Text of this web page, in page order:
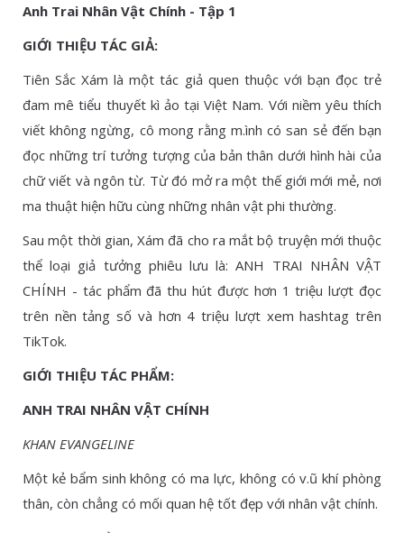
Anh Trai Nhân Vật Chính - Tập 1
GIỚI THIỆU TÁC GIẢ:
Tiên Sắc Xám là một tác giả quen thuộc với bạn đọc trẻ
đam mê tiểu thuyết kì ảo tại Việt Nam. Với niềm yêu thích
viết không ngừng, cô mong rằng m.ình có san sẻ đến bạn
đọc những trí tưởng tượng của bản thân dưới hình hài của
chữ viết và ngôn từ. Từ đó mở ra một thế giới mới mẻ, nơi
ma thuật hiện hữu cùng những nhân vật phi thường.
Sau một thời gian, Xám đã cho ra mắt bộ truyện mới thuộc
thể loại giả tưởng phiêu lưu là: ANH TRAI NHÂN VẬT
CHÍNH - tác phẩm đã thu hút được hơn 1 triệu lượt đọc
trên nền tảng số và hơn 4 triệu lượt xem hashtag trên
TikTok.
GIỚI THIỆU TÁC PHẨM:
ANH TRAI NHÂN VẬT CHÍNH
KHAN EVANGELINE
Một kẻ bẩm sinh không có ma lực, không có v.ũ khí phòng
thân, còn chẳng có mối quan hệ tốt đẹp với nhân vật chính.